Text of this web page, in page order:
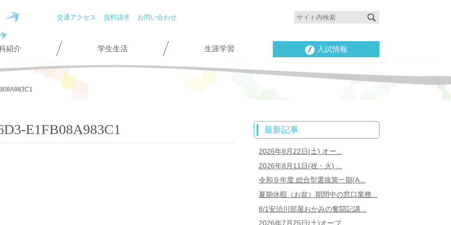
交通アクセス 資料請求 お問い合わせ
紹介 学生生活 生涯学習 入試情報
E1FB08A983C1 最新記事
2026年8月22日(土) オー...
2026年8月11日(祝・火) ...
令和９年度 総合型選抜第一期(A...
夏期休暇（お盆）期間中の窓口業務...
8/1安治川部屋おかみの奮闘記講...
2026年7月25日(土)オープ...